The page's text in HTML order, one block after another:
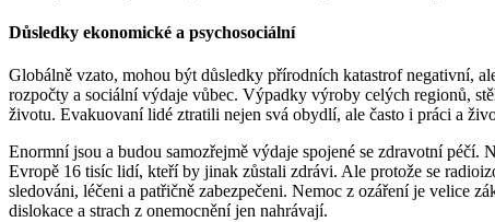
Důsledky ekonomické a psychosociální
Globálně vzato, mohou být důsledky přírodních katastrof negativní,
rozpočty a sociální výdaje vůbec. Výpadky výroby celých regionů,
životu. Evakuovaní lidé ztratili nejen svá obydlí, ale často i práci a
Enormní jsou a budou samozřejmě výdaje spojené se zdravotní
Evropě 16 tisíc lidí, kteří by jinak zůstali zdrávi. Ale protože se
sledováni, léčeni a patřičně zabezpečeni. Nemoc z ozáření je velice
dislokace a strach z onemocnění jen nahrávají.